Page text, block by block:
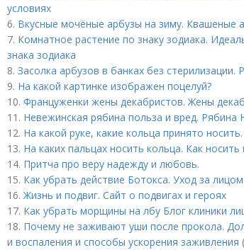
условиях
6. Вкусные мочёные арбузы на зиму. Квашеные
7. Комнатное растение по знаку зодиака.
знака зодиака
8. Засолка арбузов в банках без стерилизации.
9. На какой картинке изображен поцелуй?
10. Француженки жены декабристов. Жены
11. Невежинская рябина польза и вред. Рябина
12. На какой руке, какие кольца принято
13. На каких пальцах носить кольца. Как
14. Притча про веру надежду и любовь.
15. Как убрать действие Ботокса. Уход за
16.Жизнь и подвиг. Сайт о подвигах и героях
17. Как убрать морщины на лбу Блог клиники
18. Почему не заживают уши после прокола.
и воспаления и способы ускорения заживления